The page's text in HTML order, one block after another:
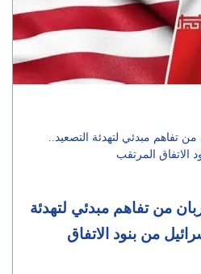
تفاهم مبدئي لتهدئة التصعيد..
الاتفاق المرتقب
من تفاهم مبدئي لتهدئة
من بنود الاتفاق